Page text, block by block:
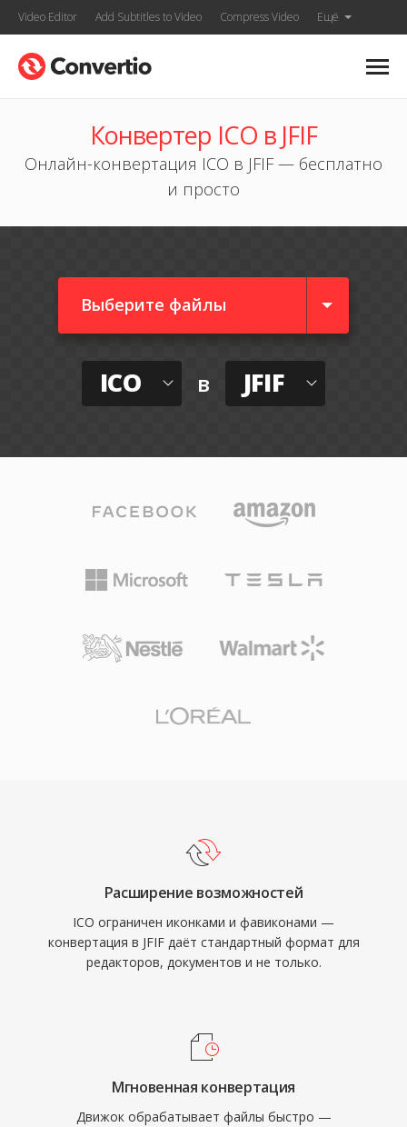
Video Editor Add Subtitles to Video Compress Video Ещё
Конвертер ICO в JFIF
Онлайн-конвертация ICO в JFIF — бесплатно
и просто
Выберите файлы
ICO в JFIF
Расширение возможностей
ICO ограничен иконками и фавиконами —
конвертация в JFIF даёт стандартный формат для
редакторов, документов и не только.
Мгновенная конвертация
Движок обрабатывает файлы быстро —